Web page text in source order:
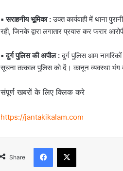
▪️ सराहनीय भूमिका :उक्त कार्यवाही में थाना
रही, जिनके द्वारा लगातार प्रयास कर फरार
▪️ दुर्ग पुलिस की अपील :दुर्ग पुलिस आम
सूचना तत्काल पुलिस को दें। कानून व्यवस्था भंग
संपूर्ण खबरों के लिए क्लिक करे
https://jantakikalam.com
Share
Facebook
X